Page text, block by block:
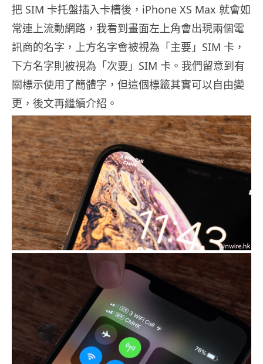
把 SIM 卡托盤插入卡槽後，iPhone XS Max 就會如
常連上流動網路，我看到畫面左上角會出現兩個電
訊商的名字，上方名字會被視為「主要」SIM 卡，
下方名字則被視為「次要」SIM 卡。我們留意到有
關標示使用了簡體字，但這個標籤其實可以自由變
更，後文再繼續介紹。